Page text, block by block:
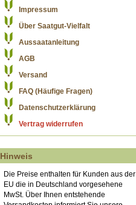
Impressum
Über Saatgut-Vielfalt
Aussaatanleitung
AGB
Versand
FAQ (Häufige Fragen)
Datenschutzerklärung
Vertrag widerrufen
Hinweis
Die Preise enthalten für Kunden aus der
EU die in Deutschland vorgesehene
MwSt. Über Ihnen entstehende